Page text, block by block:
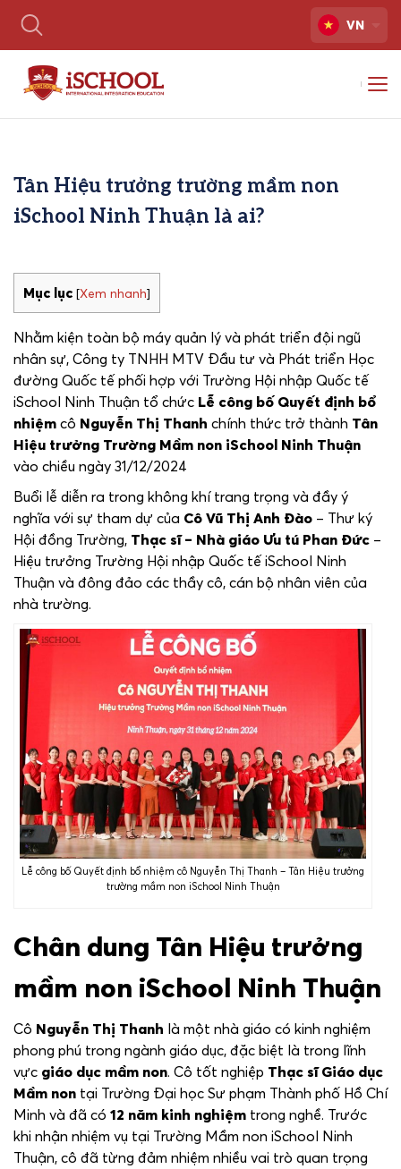
VN
Tân Hiệu trưởng trường mầm non
iSchool Ninh Thuận là ai?
Mục lục [Xem nhanh]
Nhằm kiện toàn bộ máy quản lý và phát triển đội ngũ
nhân sự, Công ty TNHH MTV Đầu tư và Phát triển Học
đường Quốc tế phối hợp với Trường Hội nhập Quốc tế
iSchool Ninh Thuận tổ chức Lễ công bố Quyết định bổ
nhiệm cô Nguyễn Thị Thanh chính thức trở thành Tân
Hiệu trưởng Trường Mầm non iSchool Ninh Thuận
vào chiều ngày 31/12/2024
Buổi lễ diễn ra trong không khí trang trọng và đầy ý
nghĩa với sự tham dự của Cô Vũ Thị Anh Đào – Thư ký
Hội đồng Trường, Thạc sĩ – Nhà giáo Ưu tú Phan Đức –
Hiệu trưởng Trường Hội nhập Quốc tế iSchool Ninh
Thuận và đông đảo các thầy cô, cán bộ nhân viên của
nhà trường.
Lễ công bố Quyết định bổ nhiệm cô Nguyễn Thị Thanh – Tân Hiệu trưởng
trường mầm non iSchool Ninh Thuận
Chân dung Tân Hiệu trưởng
mầm non iSchool Ninh Thuận
Cô Nguyễn Thị Thanh là một nhà giáo có kinh nghiệm
phong phú trong ngành giáo dục, đặc biệt là trong lĩnh
vực giáo dục mầm non. Cô tốt nghiệp Thạc sĩ Giáo dục
Mầm non tại Trường Đại học Sư phạm Thành phố Hồ Chí
Minh và đã có 12 năm kinh nghiệm trong nghề. Trước
khi nhận nhiệm vụ tại Trường Mầm non iSchool Ninh
Thuận, cô đã từng đảm nhiệm nhiều vai trò quan trọng